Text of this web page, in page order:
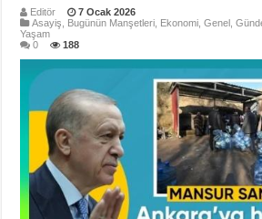
Editör
7 Ocak 2026
Asayiş
Bugünün Manşetleri Ekonomi ,Genel ,
Yaşam
0
188